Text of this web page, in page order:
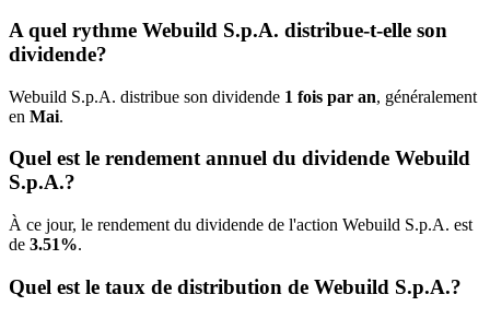
A quel rythme Webuild S.p.A. distribue-t-elle son
dividende?
Webuild S.p.A. distribue son dividende 1 fois par an, généralement
en Mai.
Quel est le rendement annuel du dividende Webuild
S.p.A.?
À ce jour, le rendement du dividende de l'action Webuild S.p.A. est
de 3.51%.
Quel est le taux de distribution de Webuild S.p.A.?